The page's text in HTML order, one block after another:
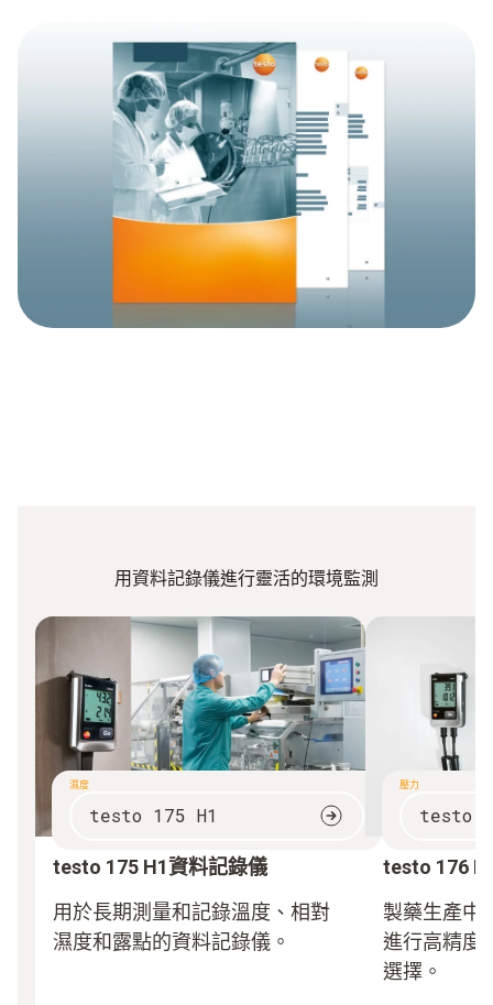
用資料記錄儀進行靈活的環境監測
濕度
testo 175 H1
testo 175 H1資料記錄儀
用於長期測量和記錄溫度、相對
濕度和露點的資料記錄儀。
壓力
testo
testo 176
製藥生產中
進行高精度
選擇。